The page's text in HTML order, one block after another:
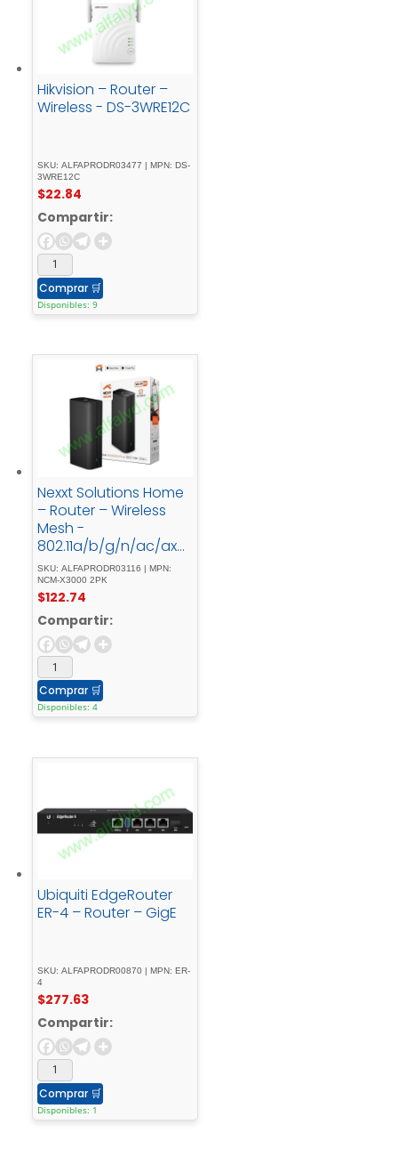
Hikvision – Router –
Wireless - DS-3WRE12C
SKU: ALFAPRODR03477 | MPN: DS-
3WRE12C
$22.84
Compartir:
Comprar 🛒
Disponibles: 9
Nexxt Solutions Home
– Router – Wireless
Mesh -
802.11a/b/g/n/ac/axD
esktop2 - pack
SKU: ALFAPRODR03116 | MPN:
NCM-X3000 2PK
$122.74
Compartir:
Comprar 🛒
Disponibles: 4
Ubiquiti EdgeRouter
ER-4 – Router – GigE
SKU: ALFAPRODR00870 | MPN: ER-
4
$277.63
Compartir:
Comprar 🛒
Disponibles: 1